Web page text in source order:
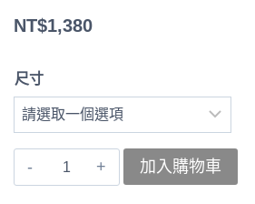
NT$1,380
尺寸
〚睿
加入購物車